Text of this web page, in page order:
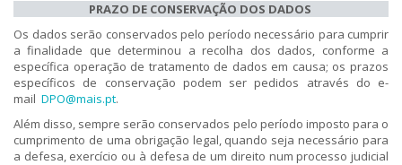
PRAZO DE CONSERVAÇÃO DOS DADOS
Os dados serão conservados pelo período necessário para cumprir
a finalidade que determinou a recolha dos dados, conforme a
específica operação de tratamento de dados em causa; os prazos
específicos de conservação podem ser pedidos através do e-
mail DPO@mais.pt.
Além disso, sempre serão conservados pelo período imposto para o
cumprimento de uma obrigação legal, quando seja necessário para
a defesa, exercício ou à defe​sa de um direito num processo judicial